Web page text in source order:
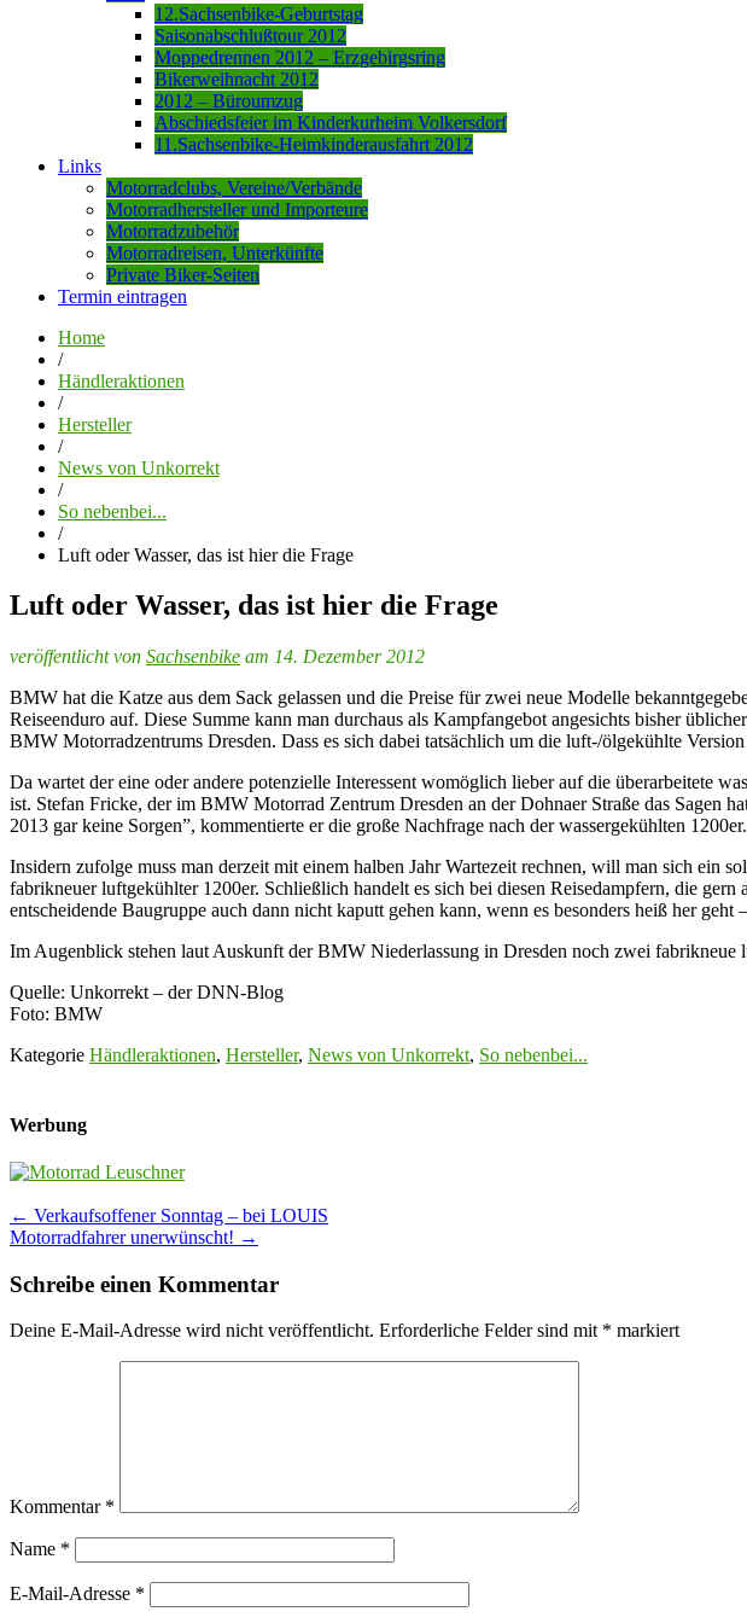
12.Sachsenbike-Geburtstag
Saisonabschlußtour 2012
Moppedrennen 2012 – Erzgebirgsring
Bikerweihnacht 2012
2012 – Büroumzug
Abschiedsfeier im Kinderkurheim Volkersdorf
11.Sachsenbike-Heimkinderausfahrt 2012
Links
Motorradclubs, Vereine/Verbände
Motorradhersteller und Importeure
Motorradzubehör
Motorradreisen, Unterkünfte
Private Biker-Seiten
Termin eintragen
Home
/
Händleraktionen
/
Hersteller
/
News von Unkorrekt
/
So nebenbei...
/
Luft oder Wasser, das ist hier die Frage
Luft oder Wasser, das ist hier die Frage
veröffentlicht von Sachsenbike am 14. Dezember 2012
BMW hat die Katze aus dem Sack gelassen und die Preise für zwei neue Modelle
Reiseenduro auf. Diese Summe kann man durchaus als Kampfangebot angesichts bisher
BMW Motorradzentrums Dresden. Dass es sich dabei tatsächlich um die luft-/ölgekühlte
Da wartet der eine oder andere potenzielle Interessent womöglich lieber auf die überarbeitete
ist. Stefan Fricke, der im BMW Motorrad Zentrum Dresden an der Dohnaer Straße das Sagen
2013 gar keine Sorgen”, kommentierte er die große Nachfrage nach der wassergekühlten 1200er.
Insidern zufolge muss man derzeit mit einem halben Jahr Wartezeit rechnen, will man sich ein
fabrikneuer luftgekühlter 1200er. Schließlich handelt es sich bei diesen Reisedampfern, die
entscheidende Baugruppe auch dann nicht kaputt gehen kann, wenn es besonders heiß her geht
Im Augenblick stehen laut Auskunft der BMW Niederlassung in Dresden noch zwei fabrikneue
Quelle: Unkorrekt – der DNN-Blog
Foto: BMW
Kategorie Händleraktionen, Hersteller, News von Unkorrekt, So nebenbei...
Werbung
Post
navigation
← Verkaufsoffener Sonntag – bei LOUIS
Motorradfahrer unerwünscht! →
Schreibe einen Kommentar
Deine E-Mail-Adresse wird nicht veröffentlicht. Erforderliche Felder sind mit * markiert
Kommentar *
Name *
E-Mail-Adresse *